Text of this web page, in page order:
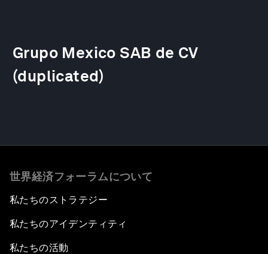
Grupo Mexico SAB de CV
(duplicated)
世界経済フォーラムについて
私たちのストラテジー
私たちのアイデンティティ
私たちの活動